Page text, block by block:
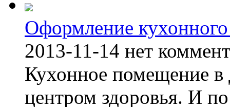
Оформление
2013-11-14 нет
Кухонное помещение в
центром здоровья. И